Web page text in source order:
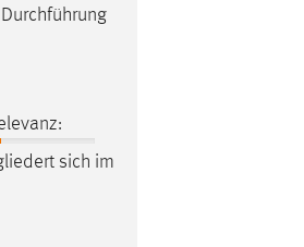
sich im